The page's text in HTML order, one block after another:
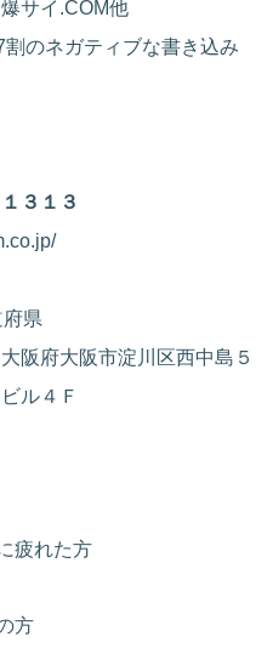
サイ.COM他
のネガティブな書き込み
３１３
県
阪府大阪市淀川区西中島５
ル４Ｆ
疲れた方
方